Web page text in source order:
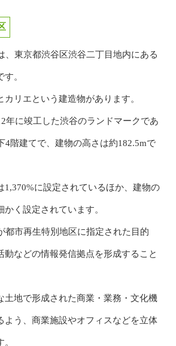
、東京都渋谷区渋谷二丁目地内にある
。
カリエという建造物があります。
年に竣工した渋谷のランドマークであ
4階建てで、建物の高さは約182.5mで
1,370%に設定されているほか、建物の
く設定されています。
都市再生特別地区に指定された目的
動などの情報発信拠点を形成すること
土地で形成された商業・業務・文化機
よう、商業施設やオフィスなどを立体